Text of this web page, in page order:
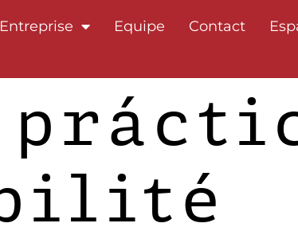
Entreprise Equipe Contact